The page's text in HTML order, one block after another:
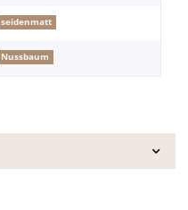
seidenmatt
Nussbaum